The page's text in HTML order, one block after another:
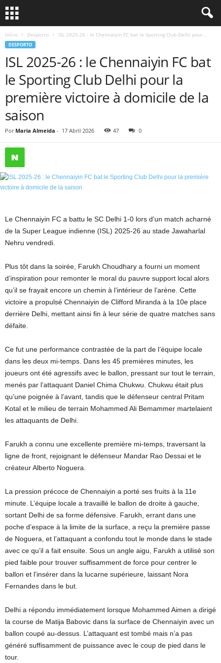
Início Desporto ISL 2025-26 : le Chennaiyin FC bat le Sporting Club Delhi pour...
DESPORTO
ISL 2025-26 : le Chennaiyin FC bat
le Sporting Club Delhi pour la
première victoire à domicile de la
saison
Por Maria Almeida - 17 Abril 2026 47 0
Le Chennaiyin FC a battu le SC Delhi 1-0 lors d’un match acharné
de la Super League indienne (ISL) 2025-26 au stade Jawaharlal
Nehru vendredi.
Plus tôt dans la soirée, Farukh Choudhary a fourni un moment
d’inspiration pour remonter le moral du pauvre support local alors
qu’il se frayait encore un chemin à l’intérieur de l’arène. Cette
victoire a propulsé Chennaiyin de Clifford Miranda à la 10e place
derrière Delhi, mettant ainsi fin à leur série de quatre matches sans
défaite.
Ce fut une performance contrastée de la part de l’équipe locale
dans les deux mi-temps. Dans les 45 premières minutes, les
joueurs ont été agressifs avec le ballon, pressant sur tout le terrain,
menés par l’attaquant Daniel Chima Chukwu. Chukwu était plus
qu’une poignée à l’avant, tandis que le défenseur central Pritam
Kotal et le milieu de terrain Mohammed Ali Bemammer martelaient
les attaquants de Delhi.
Farukh a connu une excellente première mi-temps, traversant la
ligne de front, rejoignant le défenseur Mandar Rao Dessai et le
créateur Alberto Noguera.
La pression précoce de Chennaiyin a porté ses fruits à la 11e
minute. L’équipe locale a travaillé le ballon de droite à gauche,
sortant Delhi de sa forme défensive. Farukh, errant dans une
poche d’espace à la limite de la surface, a reçu la première passe
de Noguera, et l’attaquant a confondu tout le monde dans le stade
avec ce qu’il a fait ensuite. Sous un angle aigu, Farukh a utilisé son
pied faible pour trouver suffisamment de force pour centrer le
ballon et l’insérer dans la lucarne supérieure, laissant Nora
Fernandes dans le but.
Delhi a répondu immédiatement lorsque Mohammed Aimen a dirigé
la course de Matija Babovic dans la surface de Chennaiyin avec un
ballon coupé au-dessus. L’attaquant est tombé mais n’a pas
généré suffisamment de puissance avec le coup de pied dans le
tour.